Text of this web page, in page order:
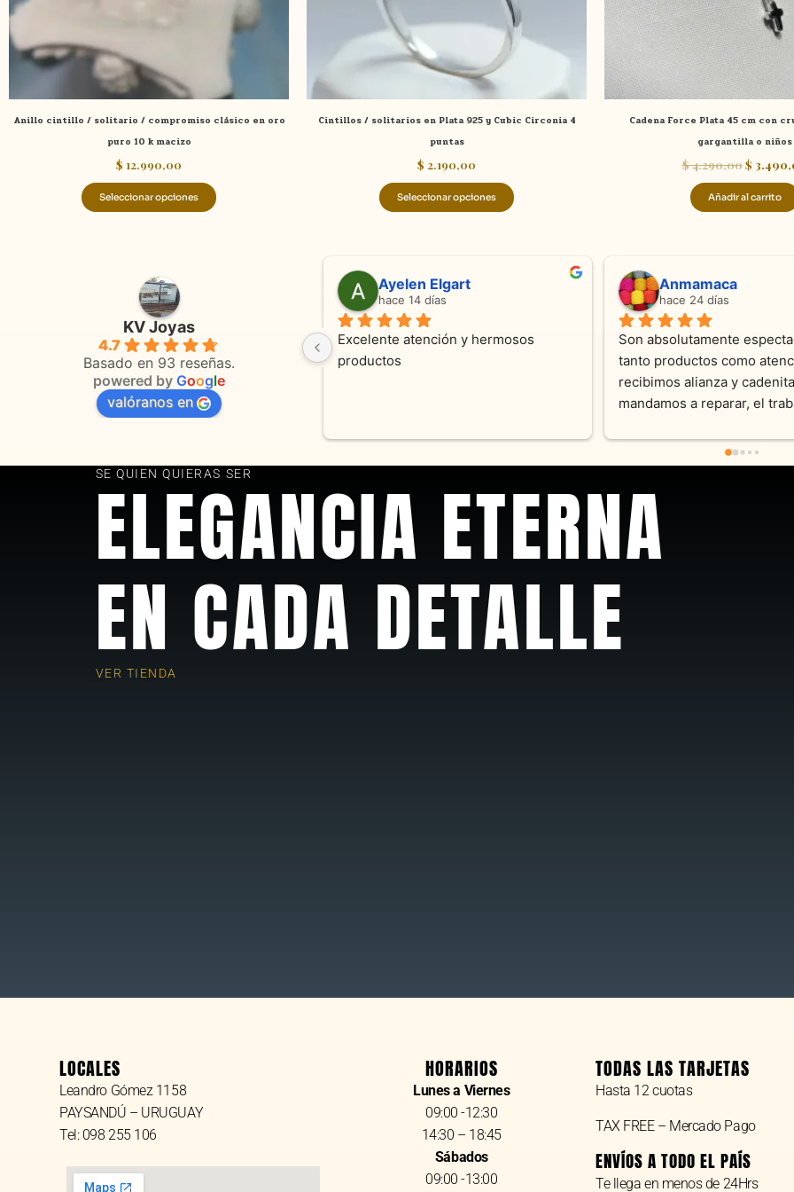
Anillo cintillo / solitario / compromiso clásico en oro
puro 10 k macizo
$ 12.990,00
Seleccionar opciones
elegir
de
producto
Cintillos / solitarios en Plata 925 y Cubic Circonia 4
puntas
$ 2.190,00
Seleccionar opciones
elegir
en
de
producto
Cadena Force Plata 45 cm con
gargantilla o niños
$4.290,00$
Añadir al carrito
KV Joyas
4.7
Basado en 93 reseñas.
powered by Google
valóranos en
espectaculares
como atencion. Hoy
alianza y cadenita que
a reparar, el trabajo fue
Adriana Ghisoli
hace 3 meses
Muy buena atención, con amabilidad y
orientaciones convenientes
Sandra Ramos
hace 4 meses
Excelente atención !!!!!Nos asesoraron
en todo momento con dedicación.
SE QUIEN QUIERAS SER
ELEGANCIA ETERNA
EN CADA DETALLE
VER TIENDA
LOCALES
Leandro Gómez 1158
PAYSANDÚ – URUGUAY
Tel: 098 255 106
HORARIOS
Lunes a Viernes
09:00 -12:30
14:30 – 18:45
Sábados
09:00 -13:00
TODAS LAS TARJETAS
Hasta 12 cuotas
TAX FREE – Mercado Pago
ENVÍOS A TODO EL PAÍS
Te llega en menos de 24Hrs